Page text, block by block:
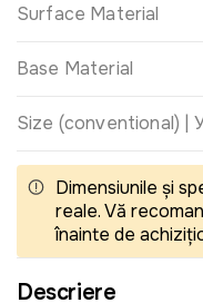
Surface Material
Base Material
Size (conventional) |
Dimensiunile și
reale. Vă
înainte de
Descriere